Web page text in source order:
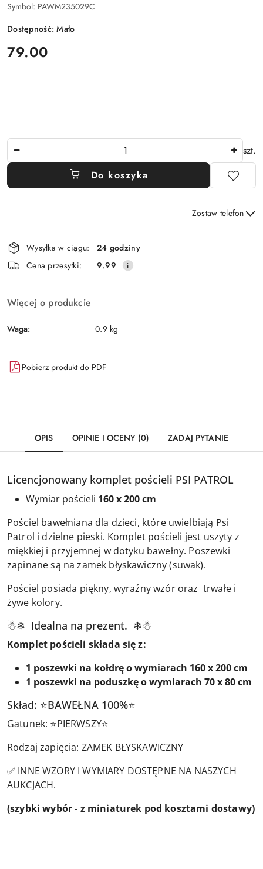
Symbol: PAWM235029C
Dostępność:Mało
cena:
79.00
szt.
Do koszyka
Zostaw telefon
Wyślij
Dostępność
i
dostawa
Wysyłka w ciągu:
24 godziny
Cena przesyłki:
9.99
Więcej o produkcie
Waga: 0.9 kg
Pobierz produkt do PDF
OPIS OPINIE I OCENY (0) ZADAJ PYTANIE
Licencjonowany komplet pościeli PSI PATROL
Wymiar pościeli 160 x 200 cm
Pościel bawełniana dla dzieci, które uwielbiają Psi
Patrol i dzielne pieski. Komplet pościeli jest uszyty z
miękkiej i przyjemnej w dotyku bawełny. Poszewki
zapinane są na zamek błyskawiczny (suwak).
Pościel posiada piękny, wyraźny wzór oraz trwałe i
żywe kolory.
☃❄ Idealna na prezent. ❄☃
Komplet pościeli składa się z:
1 poszewki na kołdrę o wymiarach 160 x 200 cm
1 poszewki na poduszkę o wymiarach 70 x 80 cm
Skład: ⭐BAWEŁNA 100%⭐
Gatunek: ⭐PIERWSZY⭐
Rodzaj zapięcia: ZAMEK BŁYSKAWICZNY
✅ INNE WZORY I WYMIARY DOSTĘPNE NA NASZYCH
AUKCJACH.
(szybki wybór - z miniaturek pod kosztami dostawy)